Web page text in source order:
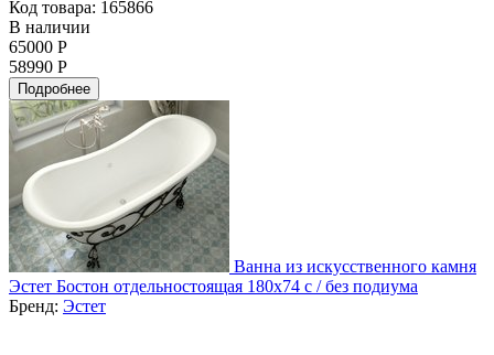
Код товара: 165866
В наличии
65000 Р
58990 Р
Подробнее
Ванна из искусственного камня
Эстет Бостон отдельностоящая 180x74 с / без подиума
Бренд: Эстет